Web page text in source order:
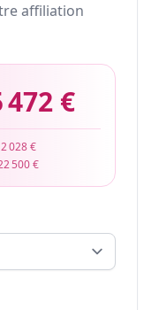
affiliation
472 €
2 028 €
500 €